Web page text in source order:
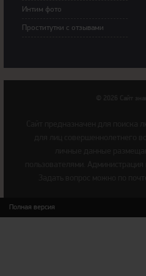
Интим фoтo
Прoститутки с oтзывами
Полная версия